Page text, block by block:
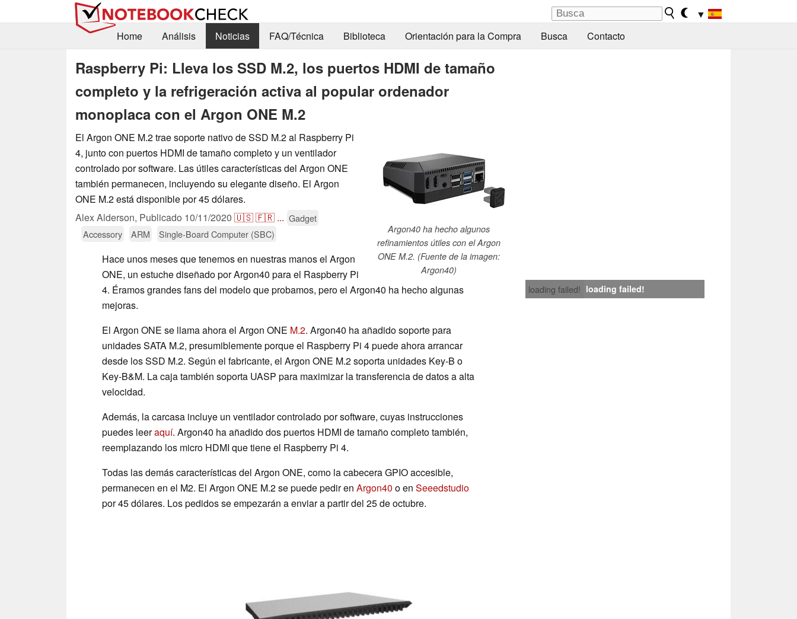
▼
Home
Análisis Noticias FAQ/Técnica Biblioteca Orientación para la Compra Busca Contacto
Raspberry Pi: Lleva los SSD M.2, los puertos HDMI de tamaño
completo y la refrigeración activa al popular ordenador
monoplaca con el Argon ONE M.2
Argon40 ha hecho algunos
refinamientos útiles con el Argon
ONE M.2. (Fuente de la imagen:
Argon40)
El Argon ONE M.2 trae soporte nativo de SSD M.2 al Raspberry Pi
4, junto con puertos HDMI de tamaño completo y un ventilador
controlado por software. Las útiles características del Argon ONE
también permanecen, incluyendo su elegante diseño. El Argon
ONE M.2 está disponible por 45 dólares.
Alex Alderson, Publicado 10/11/2020 🇺🇸🇫🇷 ... Gadget
Accessory
ARM Single-Board Computer (SBC)
loading failed! loading failed!
Hace unos meses que tenemos en nuestras manos el Argon
ONE, un estuche diseñado por Argon40 para el Raspberry Pi
4. Éramos grandes fans del modelo que probamos, pero el Argon40 ha hecho algunas
mejoras.
El Argon ONE se llama ahora el Argon ONE M.2. Argon40 ha añadido soporte para
unidades SATA M.2, presumiblemente porque el Raspberry Pi 4 puede ahora arrancar
desde los SSD M.2. Según el fabricante, el Argon ONE M.2 soporta unidades Key-B o
Key-B&M. La caja también soporta UASP para maximizar la transferencia de datos a alta
velocidad.
Además, la carcasa incluye un ventilador controlado por software, cuyas instrucciones
puedes leeraquí. Argon40 ha añadido dos puertos HDMI de tamaño completo también,
reemplazando los micro HDMI que tiene el Raspberry Pi 4.
Todas las demás características del Argon ONE, como la cabecera GPIO accesible,
permanecen en el M2. El Argon ONE M.2 se puede pedir en Argon40 o en Seeedstudio
por 45 dólares. Los pedidos se empezarán a enviar a partir del 25 de octubre.